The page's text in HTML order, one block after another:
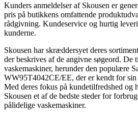
Kunders anmeldelser af Skousen er
pris på butikkens omfattende
rådgivning. Kundeservice og hurtig
kunderne.
Skousen har skræddersyet deres
der beskrives af de angivne søgeord. De
vaskemaskiner, herunder den populære
WW95T4042CE/EE, der er kendt for
Med deres fokus på kundetilfredshed og
Skousen et af de bedste steder for
pålidelige vaskemaskiner.